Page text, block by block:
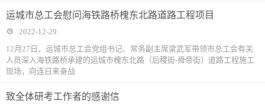
运城市总工会慰问海铁路桥槐东北路道路工程项目
2022-12-29
12月27日，运城市总工会党组书记、常务副主席梁武军带领市总工会有关
人员深入海铁路桥承建的运城市槐东北路（后稷街-舜帝街）道路工程施工
现场，向连日来奋战
致全体研考工作者的感谢信